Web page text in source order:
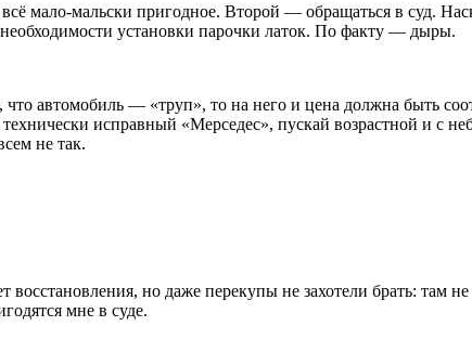
мало-мальски пригодное. Второй — обращаться в суд.
установки парочки латок. По факту — дыры.
автомобиль — «труп», то на него и цена должна быть
исправный «Мерседес», пускай возрастной и с
не так.
но даже перекупы не захотели брать: там
мне в суде.